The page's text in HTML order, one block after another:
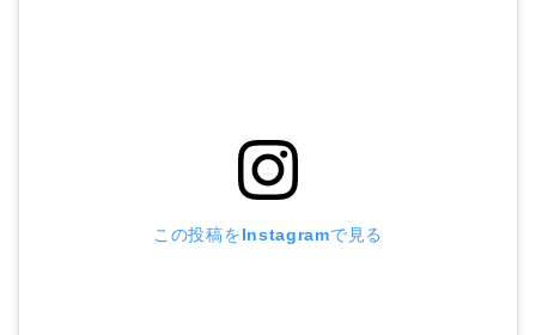
この投稿をInstagramで見る